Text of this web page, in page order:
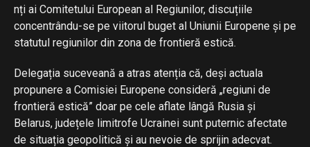
nți ai Comitetului European al Regiunilor, discuțiile
concentrându-se pe viitorul buget al Uniunii Europene și pe
statutul regiunilor din zona de frontieră estică.
Delegația suceveană a atras atenția că, deși actuala
propunere a Comisiei Europene consideră „regiuni de
frontieră estică” doar pe cele aflate lângă Rusia și
Belarus, județele limitrofe Ucrainei sunt puternic afectate
de situația geopolitică și au nevoie de sprijin adecvat.